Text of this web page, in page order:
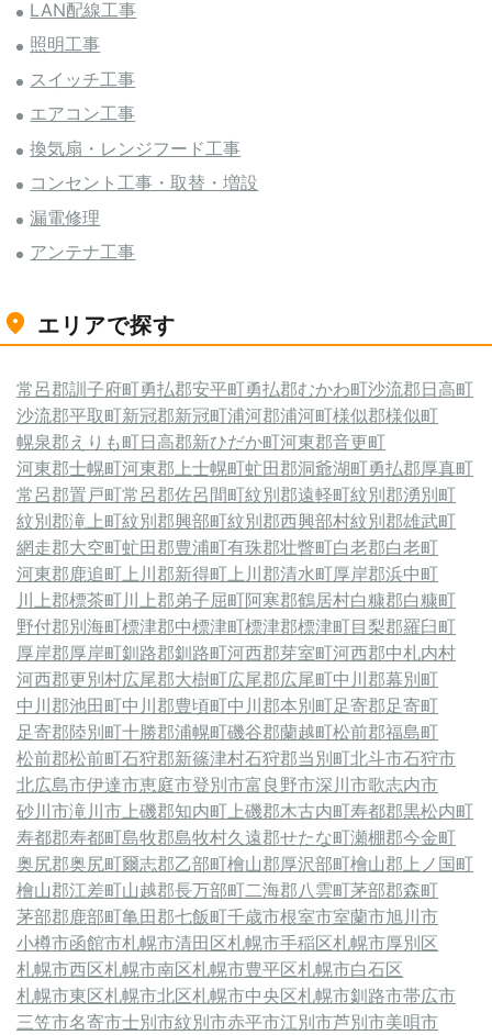
LAN配線工事
照明工事
スイッチ工事
エアコン工事
換気扇・レンジフード工事
コンセント工事・取替・増設
漏電修理
アンテナ工事
エリアで探す
常呂郡訓子府町勇払郡安平町勇払郡むかわ町沙流郡日高町
沙流郡平取町新冠郡新冠町浦河郡浦河町様似郡様似町
幌泉郡えりも町日高郡新ひだか町河東郡音更町
河東郡士幌町河東郡上士幌町虻田郡洞爺湖町勇払郡厚真町
常呂郡置戸町常呂郡佐呂間町紋別郡遠軽町紋別郡湧別町
紋別郡滝上町紋別郡興部町紋別郡西興部村紋別郡雄武町
網走郡大空町虻田郡豊浦町有珠郡壮瞥町白老郡白老町
河東郡鹿追町 上川郡新得町 上川郡清水町厚岸郡浜中町
川上郡標茶町川上郡弟子屈町阿寒郡鶴居村白糠郡白糠町
野付郡別海町標津郡中標津町標津郡標津町目梨郡羅臼町
厚岸郡厚岸町釧路郡釧路町河西郡芽室町河西郡中札内村
河西郡更別村広尾郡大樹町広尾郡広尾町中川郡幕別町
中川郡池田町中川郡豊頃町中川郡本別町足寄郡足寄町
足寄郡陸別町十勝郡浦幌町磯谷郡蘭越町松前郡福島町
松前郡松前町石狩郡新篠津村石狩郡当別町北斗市石狩市
北広島市伊達市恵庭市登別市富良野市深川市歌志内市
砂川市滝川市 上磯郡知内町 上磯郡木古内町寿都郡黒松内町
寿都郡寿都町島牧郡島牧村久遠郡せたな町瀬棚郡今金町
奥尻郡奥尻町爾志郡乙部町檜山郡厚沢部町檜山郡上ノ国町
檜山郡江差町山越郡長万部町二海郡八雲町茅部郡森町
茅部郡鹿部町亀田郡七飯町千歳市根室市室蘭市旭川市
小樽市函館市札幌市清田区札幌市手稲区札幌市厚別区
札幌市西区札幌市南区札幌市豊平区札幌市白石区
札幌市東区札幌市北区札幌市中央区札幌市釧路市帯広市
三笠市名寄市士別市紋別市赤平市江別市芦別市美唄市